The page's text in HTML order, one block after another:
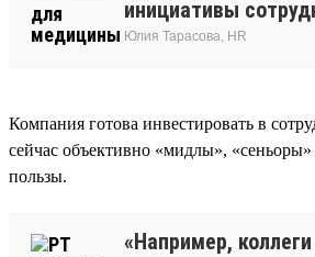
инициативы
Юлия Тарасова, HR
Компания готова инвестировать в
сейчас объективно «мидлы»,
пользы.
«Например,